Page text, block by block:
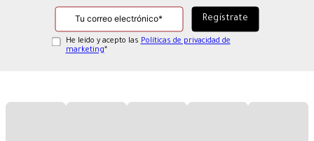
He leído y acepto las Políticas de privacidad de
marketing*